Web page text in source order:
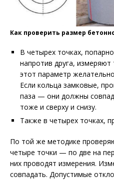
Как проверить размер
В четырех точках,
напротив друга,
этот параметр
Если кольца замковые,
паза — они должны
тоже и сверху и снизу.
Также в четырех точках,
По той же методике
четыре точки — по две на
них проводят измерения.
совпадать. Допустимые